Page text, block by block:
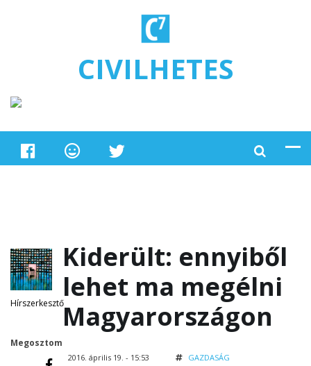
CIVILHETES
Hírszerkesztő
Megosztom
Kiderült: ennyiből
lehet ma megélni
Magyarországon
2016. április 19. - 15:53
GAZDASÁG